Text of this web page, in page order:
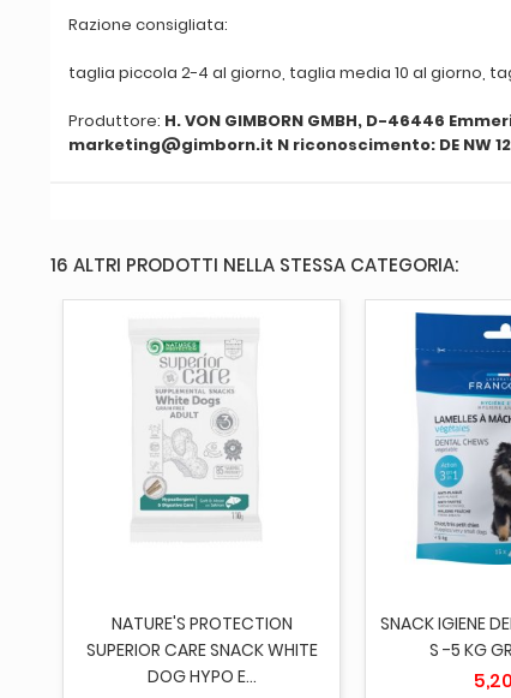
Razione consigliata:
taglia piccola 2-4 al giorno, taglia media 10 al giorno,
Produttore: H. VON GIMBORN GMBH, D-46446
marketing@gimborn.it N riconoscimento: DE NW
16 ALTRI PRODOTTI NELLA STESSA CATEGORIA:
AGGIUNGI AL CARRELLO
NATURE'S PROTECTION
SUPERIOR CARE SNACK WHITE
DOG HYPO E...
AGGIUNGI
SNACK IGIENE
S -5 KG